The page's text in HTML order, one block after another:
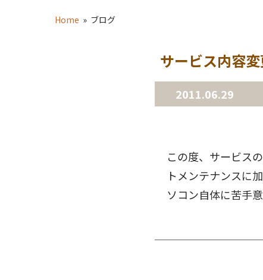
Home » ブログ
サービス内容
2011.06.29
この度、サービス
トメンテナンスに
ソコン自体に苦手